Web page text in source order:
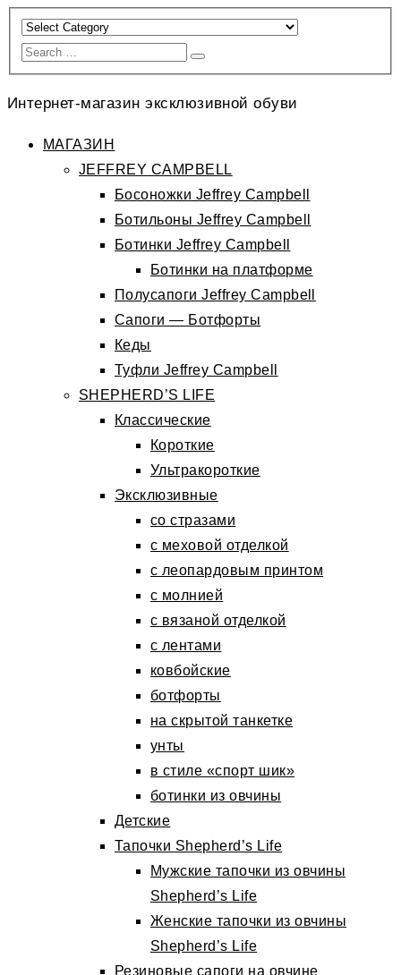
Интернет-магазин эксклюзивной обуви
МАГАЗИН
JEFFREY CAMPBELL
Босоножки Jeffrey Campbell
Ботильоны Jeffrey Campbell
Ботинки Jeffrey Campbell
Ботинки на платформе
Полусапоги Jeffrey Campbell
Сапоги — Ботфорты
Кеды
Туфли Jeffrey Campbell
SHEPHERD’S LIFE
Классические
Короткие
Ультракороткие
Эксклюзивные
со стразами
с меховой отделкой
с леопардовым принтом
с молнией
с вязаной отделкой
с лентами
ковбойские
ботфорты
на скрытой танкетке
унты
в стиле «спорт шик»
ботинки из овчины
Детские
Тапочки Shepherd’s Life
Мужские тапочки из овчины
Shepherd’s Life
Женские тапочки из овчины
Shepherd’s Life
Резиновые сапоги на овчине